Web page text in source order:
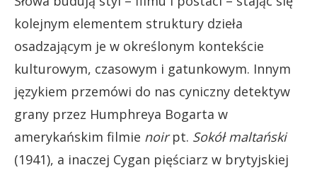
kolejnym elementem struktury dzieła
osadzającym je w określonym kontekście
kulturowym, czasowym i gatunkowym. Innym
językiem przemówi do nas cyniczny detektyw
grany przez Humphreya Bogarta w
amerykańskim filmie noirpt. Sokół maltański
(1941), a inaczej Cygan pięściarz w brytyjskiej